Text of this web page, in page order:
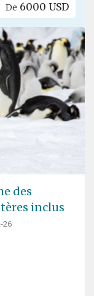
De 6000 USD
des
inclus
26